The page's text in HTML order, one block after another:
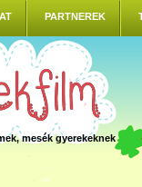
PARTNEREK
mesék gyerekeknek